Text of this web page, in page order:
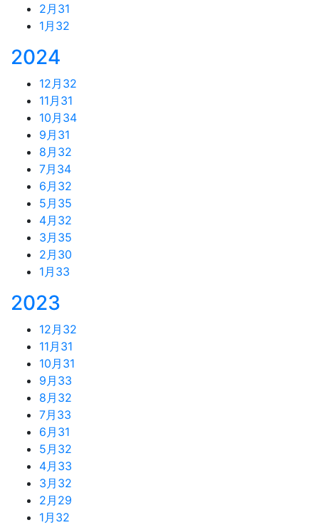
2月 31
1月 32
2024
12月 32
11月 31
10月 34
9月 31
8月 32
7月 34
6月 32
5月 35
4月 32
3月 35
2月 30
1月 33
2023
12月 32
11月 31
10月 31
9月 33
8月 32
7月 33
6月 31
5月 32
4月 33
3月 32
2月 29
1月 32